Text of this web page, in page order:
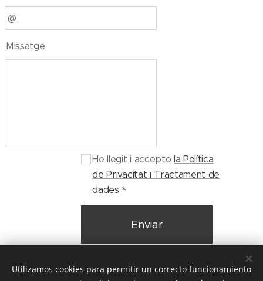
Missatge
He llegit i accepto la Política
de Privacitat i Tractament de
dades
Enviar
Utilizamos cookies para permitir un correcto funcionamiento